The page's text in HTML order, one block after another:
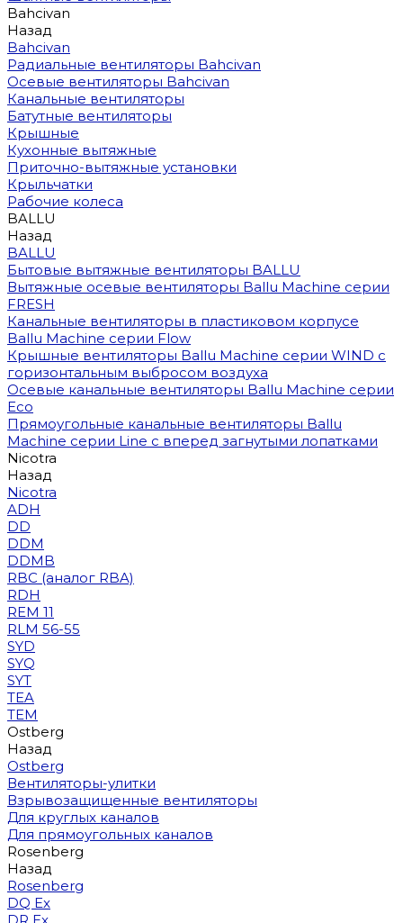
Bahcivan
Назад
Bahcivan
Радиальные вентиляторы Bahcivan
Осевые вентиляторы Bahcivan
Канальные вентиляторы
Батутные вентиляторы
Крышные
Кухонные вытяжные
Приточно-вытяжные установки
Крыльчатки
Рабочие колеса
BALLU
Назад
BALLU
Бытовые вытяжные вентиляторы BALLU
Вытяжные осевые вентиляторы Ballu Machine серии
FRESH
Канальные вентиляторы в пластиковом корпусе
Ballu Machine серии Flow
Крышные вентиляторы Ballu Machine серии WIND с
горизонтальным выбросом воздуха
Осевые канальные вентиляторы Ballu Machine серии
Eco
Прямоугольные канальные вентиляторы Ballu
Machine серии Line с вперед загнутыми лопатками
Nicotra
Назад
Nicotra
ADH
DD
DDM
DDMB
RBC (аналог RBA)
RDH
REM 11
RLM 56-55
SYD
SYQ
SYT
TEA
TEM
Ostberg
Назад
Ostberg
Вентиляторы-улитки
Взрывозащищенные вентиляторы
Для круглых каналов
Для прямоугольных каналов
Rosenberg
Назад
Rosenberg
DQ Ex